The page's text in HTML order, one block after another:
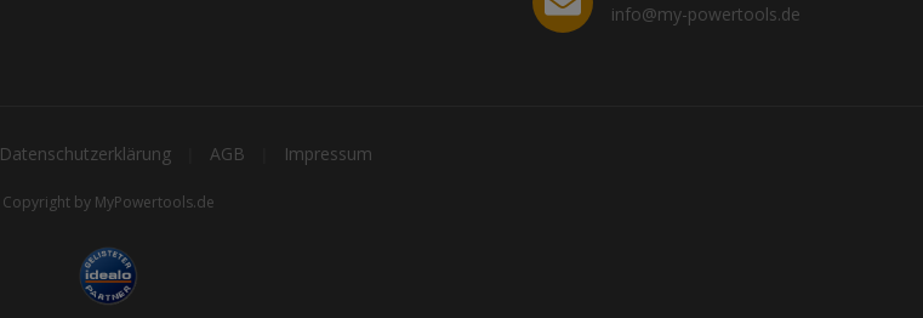
info@my-powertools.de
Datenschutzerklärung AGB Impressum
Copyright by MyPowertools.de